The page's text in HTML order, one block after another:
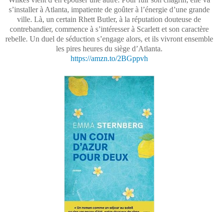
s’installer à Atlanta, impatiente de goûter à l’énergie d’une grande
ville. Là, un certain Rhett Butler, à la réputation douteuse de
contrebandier, commence à s’intéresser à Scarlett et son caractère
rebelle. Un duel de séduction s’engage alors, et ils vivront ensemble
les pires heures du siège d’Atlanta.
https://amzn.to/2BGppvh